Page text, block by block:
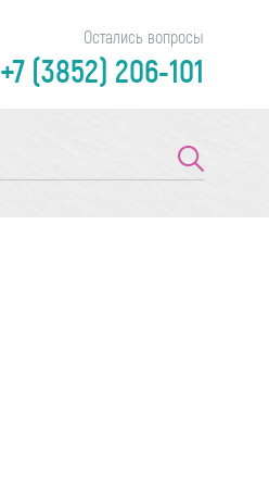
Остались вопросы
+7 (3852) 206-101